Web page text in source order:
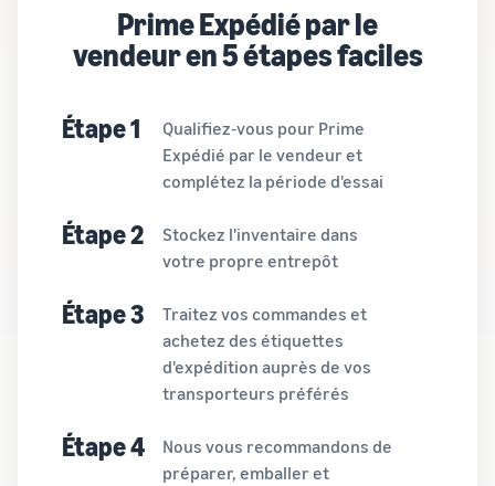
Prime Expédié par le
vendeur en 5 étapes faciles
Étape 1
Qualifiez-vous pour Prime
Expédié par le vendeur et
complétez la période d'essai
Étape 2
Stockez l'inventaire dans
votre propre entrepôt
Étape 3
Traitez vos commandes et
achetez des étiquettes
d'expédition auprès de vos
transporteurs préférés
Étape 4
Nous vous recommandons de
préparer, emballer et